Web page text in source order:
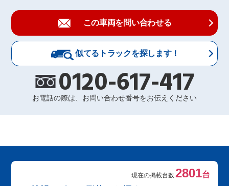
この車両を問い合わせる
似てるトラックを探します！
0120-617-417
お電話の際は、お問い合わせ番号をお伝えください
現在の掲載台数2801台